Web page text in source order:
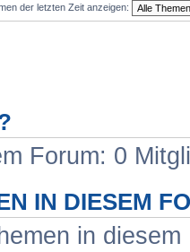
der letzten Zeit anzeigen:
Forum: 0
IN DIESEM
in